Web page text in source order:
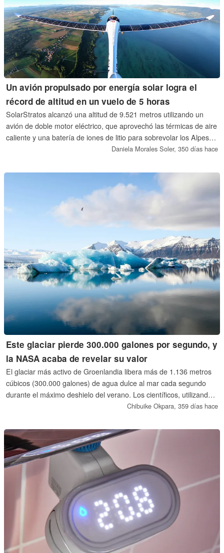
Un avión propulsado por energía solar logra el
récord de altitud en un vuelo de 5 horas
SolarStratos alcanzó una altitud de 9.521 metros utilizando un
avión de doble motor eléctrico, que aprovechó las térmicas de aire
caliente y una batería de iones de litio para sobrevolar los Alpes
del Valais. La aeronave contaba con 22 metros cuadrados de
Daniela Morales Soler, 350 días hace
Este glaciar pierde 300.000 galones por segundo, y
la NASA acaba de revelar su valor
El glaciar más activo de Groenlandia libera más de 1.136 metros
cúbicos (300.000 galones) de agua dulce al mar cada segundo
durante el máximo deshielo del verano. Los científicos, utilizando
un modelo de ecosistema oceánico basado en un
nutrientes que podrían sustentar una parte importante del
ecosistema, especialmente en épocas de supuesto agotamiento
de nutrientes.
Chibuike Okpara, 359 días hace